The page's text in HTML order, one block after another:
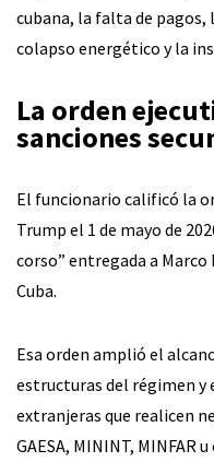
cubana, la falta de
colapso energético y la
La orden
sanciones
El funcionario calificó la
Trump el 1 de mayo de
corso” entregada a
Cuba.
Esa orden amplió el
estructuras del régimen y
extranjeras que realicen
GAESA, MININT, MINFAR